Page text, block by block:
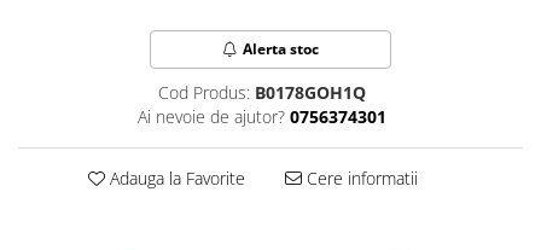
Utilaje si materiale de constructii
Laptop, Tablete & Telefoane
Accesorii tablete
Laptopuri si Accesorii
Alerta stoc
Cod Produs: B0178GOH1Q
Ai nevoie de ajutor? 0756374301
Adauga la Favorite Cere informatii